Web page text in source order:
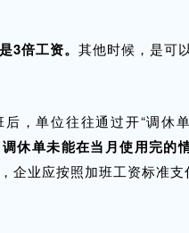
3倍工资。 其他时候，是可
，单位往往通过开“调休
休单未能在当月使用完的
企业应按照加班工资标准